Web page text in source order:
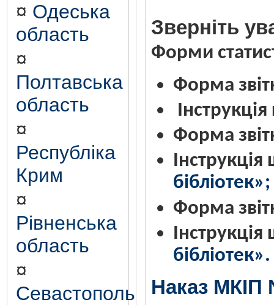
¤ Одеська
область
¤
Полтавська
область
¤
Республіка
Крим
¤
Рівненська
область
¤
Севастополь
Зверніть
Форми
Форма
Форма
бібліотек»;
Форма
бібліотек».
Наказ МКІП